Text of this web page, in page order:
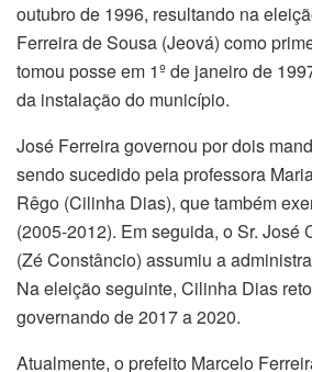
outubro de 1996, resultando na
Ferreira de Sousa (Jeová) como
tomou posse em 1º de janeiro de
da instalação do município.
José Ferreira governou por dois
sendo sucedido pela professora
Rêgo (Cilinha Dias), que também
(2005-2012). Em seguida, o Sr. José
(Zé Constâncio) assumiu a
Na eleição seguinte, Cilinha Dias
governando de 2017 a 2020.
Atualmente, o prefeito Marcelo